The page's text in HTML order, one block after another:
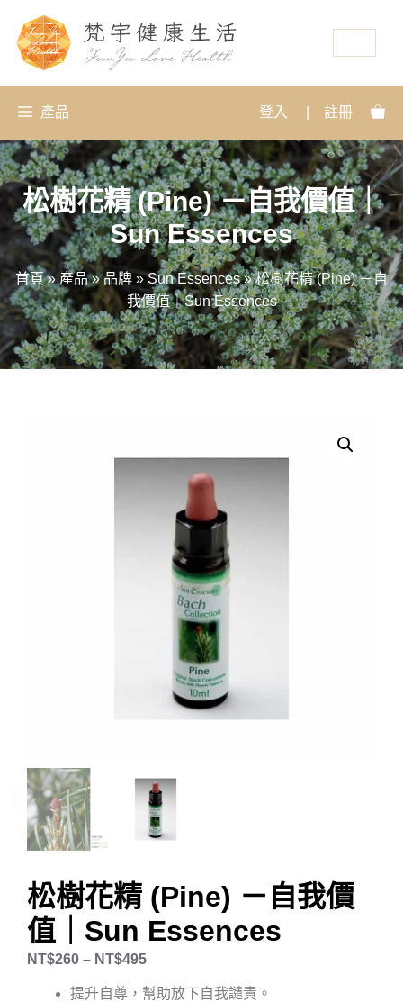
產品 登入 註冊
松樹花精 (Pine) －自我價值｜
Sun Essences
首頁 » 產品 » 品牌 » Sun Essences » 松樹花精 (Pine) －自
我價值｜Sun Essences
松樹花精 (Pine) －自我價
值｜Sun Essences
NT$260 – NT$495
提升自尊，幫助放下自我譴責。